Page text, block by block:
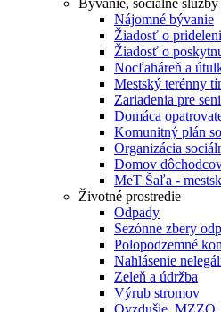
Bývanie, sociálne služby
Nájomné bývanie
Žiadosť o
Žiadosť o
Nocľaháreň a
Mestský terénny
Zariadenia pre
Domáca
Komunitný plán
Organizácia
Domov
MeT Šaľa -
Životné prostredie
Odpady
Sezónne zbery
Polopodzemné
Nahlásenie
Zeleň a údržba
Výrub stromov
Ovzdušie, MZZO